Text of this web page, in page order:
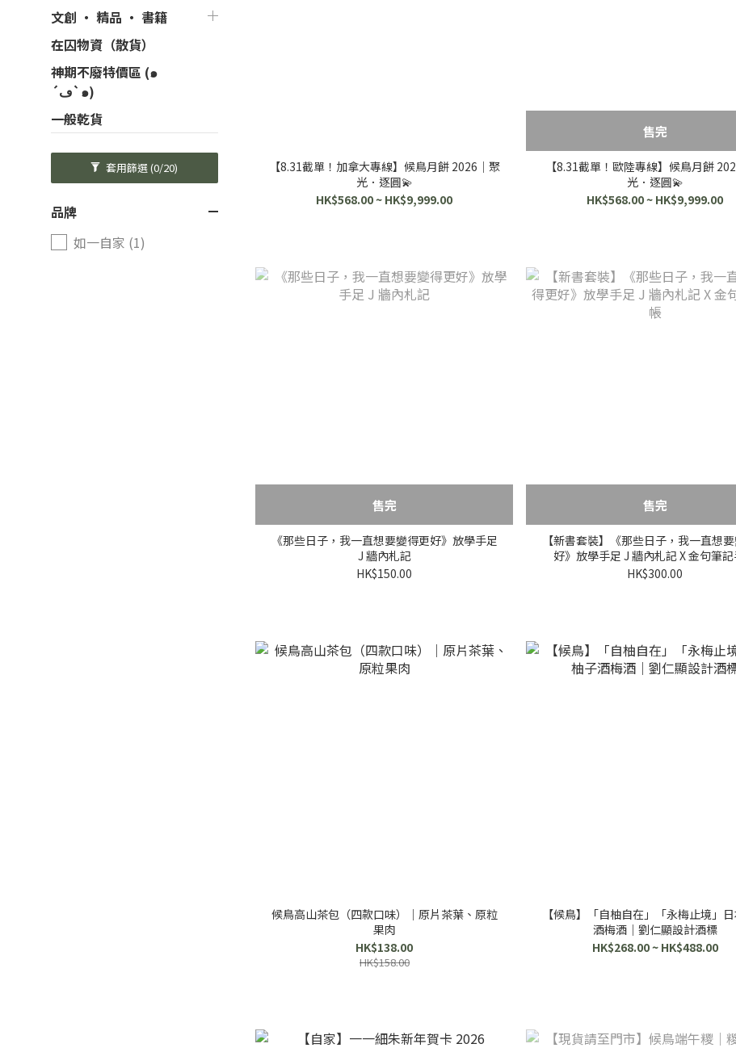
文創 ‧ 精品 ‧ 書籍
在囚物資（散貨）
神期不廢特價區 (๑
´ڡ`๑)
一般乾貨
套用篩選(0/20)
品牌
如一自家 (1)
【8.31截單！加拿大專線】候鳥月餅 2026｜聚
光．逐圓💫
HK$568.00 ~ HK$9,999.00
售完
【8.31截單！歐陸專線】候鳥月餅
光．逐圓💫
HK$568.00 ~ HK$9,999.00
售完
《那些日子，我一直想要變得更好》放學手足
J 牆內札記
HK$150.00
售完
【新書套裝】《那些日子，我一直想
好》放學手足 J 牆內札記 X 金句筆
HK$300.00
候鳥高山茶包（四款口味）｜原片茶葉、原粒
果肉
HK$138.00
HK$158.00
【候鳥】「自柚自在」「永梅止境」
酒梅酒｜劉仁顯設計酒標
HK$268.00 ~ HK$488.00